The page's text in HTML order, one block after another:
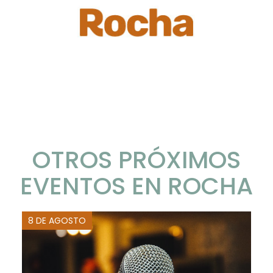
OTROS PRÓXIMOS
EVENTOS EN ROCHA
8 DE AGOSTO